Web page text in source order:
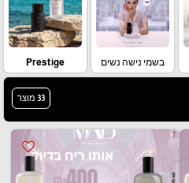
בשמי נישה נשים Prestige
33 מוצר
favorite_border